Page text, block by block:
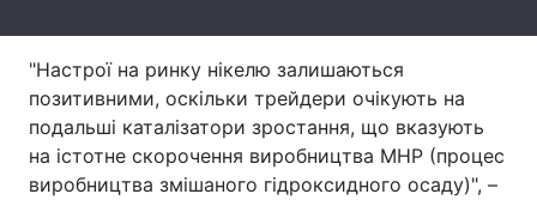
"Настрої на ринку нікелю залишаються
позитивними, оскільки трейдери очікують на
подальші каталізатори зростання, що вказують
на істотне скорочення виробництва MHP (процес
виробництва змішаного гідроксидного осаду)", –